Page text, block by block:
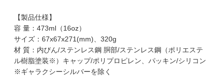
【製品仕様】
容 量：473ml（16oz）
サイズ：67x67x271(mm)、320g
材 質：内びん/ステンレス鋼 胴部/ステンレス鋼（ポリエステ
ル樹脂塗装※）キャップ/ポリプロピレン、パッキン/シリコン
※ギャラクシーシルバーを除く